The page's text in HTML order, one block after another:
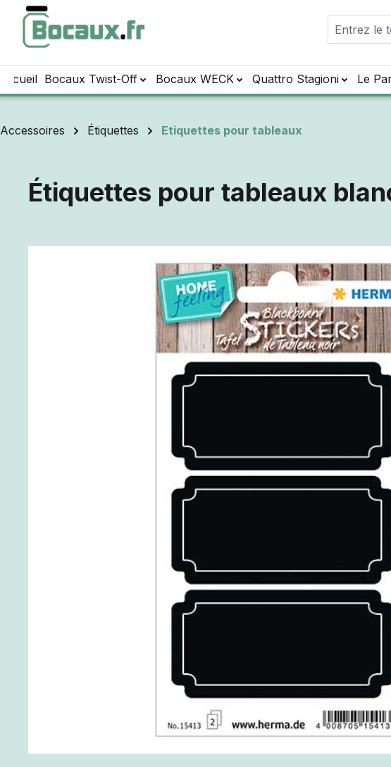
au contenu principal
Passer à la recherche
Passer à la navigation principale
Bocaux Twist-Off Bocaux WECK Quattro Stagioni Le
Accessoires Étiquettes Etiquettes pour tableaux
Étiquettes pour tableaux